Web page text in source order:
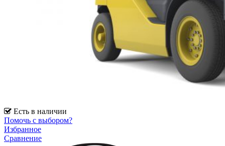
Есть в наличии
Помочь с выбором?
Избранное
Сравнение